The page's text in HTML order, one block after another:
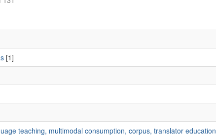
[1]
teaching, multimodal consumption, corpus, translator education